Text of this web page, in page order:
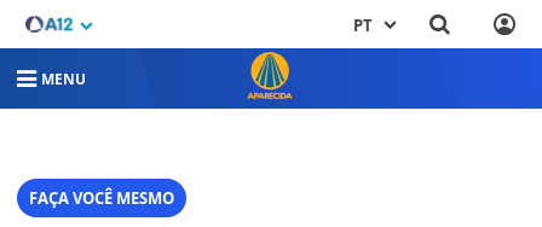
PT
MENU
FAÇA VOCÊ MESMO